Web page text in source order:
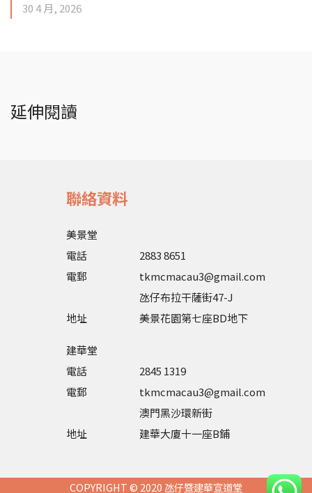
30 4 月, 2026
延伸閱讀
聯絡資料
美景堂
電話
2883 8651
電郵
tkmcmacau3@gmail.com
地址
氹仔布拉干薩街47-J
美景花園第七座BD地下
建華堂
電話
2845 1319
電郵
tkmcmacau3@gmail.com
地址
澳門黑沙環新街
建華大廈十一座B鋪
COPYRIGHT © 2020 氹仔暨建華宣道堂